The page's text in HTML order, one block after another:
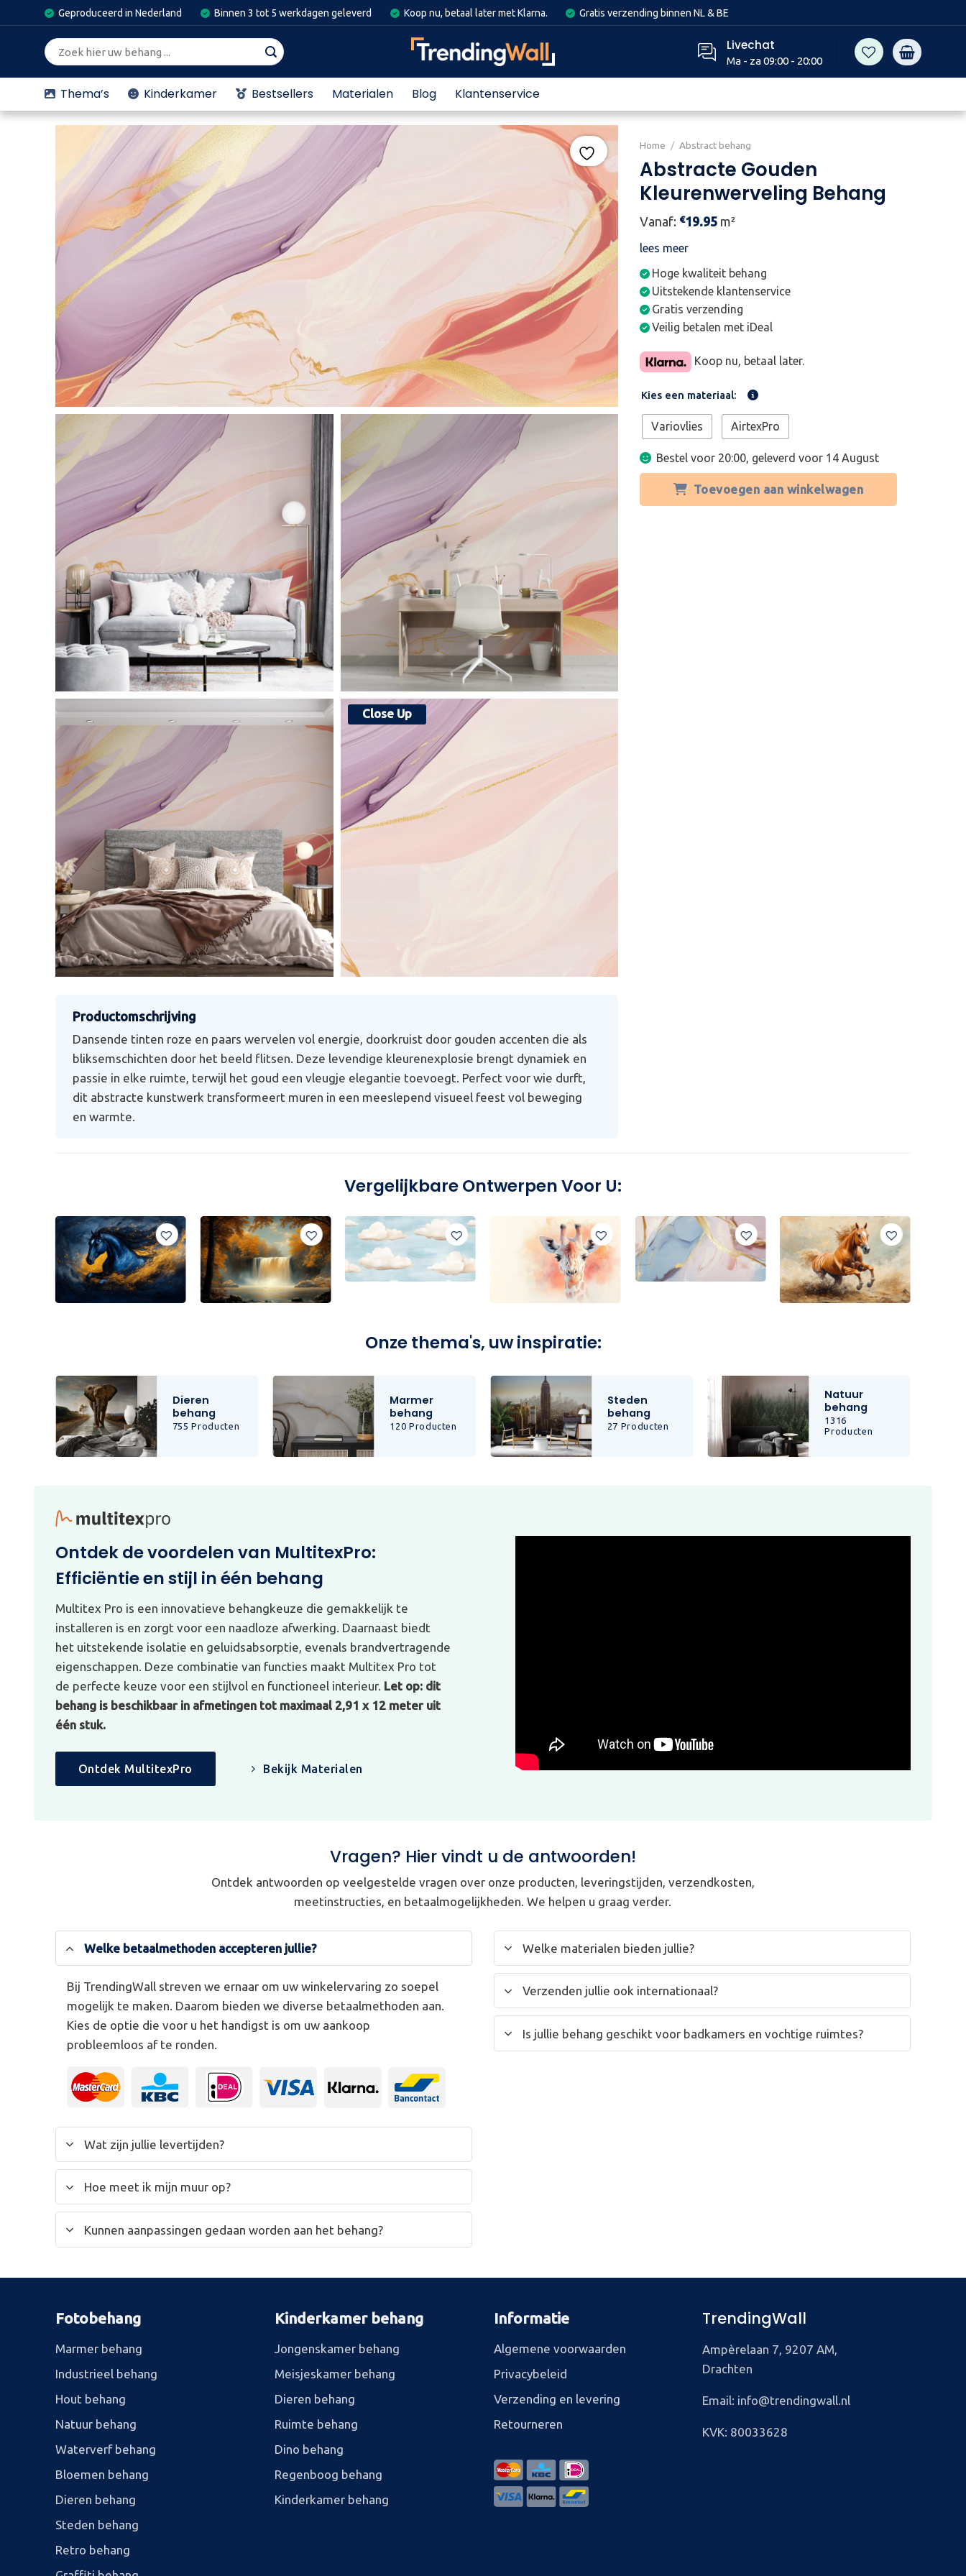
to
Geproduceerd in Nederland Binnen 3 tot 5 werkdagen geleverd Koop nu, betaal later met Klarna. Gratis verzending binnen NL & BE
Zoeken
naar:
Livechat
Ma - za 09:00 - 20:00
Thema’s Kinderkamer Bestsellers Materialen Blog Klantenservice
Home / Abstract behang
Abstracte Gouden
Kleurenwerveling Behang
Vanaf: €19.95 m²
lees meer
Hoge kwaliteit behang
Uitstekende klantenservice
Gratis verzending
Veilig betalen met iDeal
Koop nu, betaal later.
Kies een materiaal:
Variovlies AirtexPro
Bestel voor 20:00, geleverd voor 14 August
Toevoegen aan winkelwagen
Dansende tinten roze en paars wervelen vol energie, doorkruist door gouden accenten die als
bliksemschichten door het beeld flitsen. Deze levendige kleurenexplosie brengt dynamiek en
passie in elke ruimte, terwijl het goud een vleugje elegantie toevoegt. Perfect voor wie durft,
dit abstracte kunstwerk transformeert muren in een meeslepend visueel feest vol beweging
en warmte.
Vergelijkbare Ontwerpen Voor U:
Onze thema's, uw inspiratie:
Dieren
behang
755 Producten
Marmer
behang
120 Producten
Steden
behang
27 Producten
Natuur
behang
1316
Producten
Ontdek de voordelen van MultitexPro:
Efficiëntie en stijl in één behang
Multitex Pro is een innovatieve behangkeuze die gemakkelijk te
installeren is en zorgt voor een naadloze afwerking. Daarnaast biedt
het uitstekende isolatie en geluidsabsorptie, evenals brandvertragende
eigenschappen. Deze combinatie van functies maakt Multitex Pro tot
de perfecte keuze voor een stijlvol en functioneel interieur. Let op: dit
behang is beschikbaar in afmetingen tot maximaal 2,91 x 12 meter uit
één stuk.
Ontdek MultitexPro Bekijk Materialen
Vragen? Hier vindt u de antwoorden!
Ontdek antwoorden op veelgestelde vragen over onze producten, leveringstijden, verzendkosten,
meetinstructies, en betaalmogelijkheden. We helpen u graag verder.
Welke betaalmethoden accepteren jullie?
Bij TrendingWall streven we ernaar om uw winkelervaring zo soepel
mogelijk te maken. Daarom bieden we diverse betaalmethoden aan.
Kies de optie die voor u het handigst is om uw aankoop
probleemloos af te ronden.
Wat zijn jullie levertijden?
Hoe meet ik mijn muur op?
Kunnen aanpassingen gedaan worden aan het behang?
Welke materialen bieden jullie?
Verzenden jullie ook internationaal?
Is jullie behang geschikt voor badkamers en vochtige ruimtes?
Fotobehang
Marmer behang
Industrieel behang
Hout behang
Natuur behang
Waterverf behang
Bloemen behang
Dieren behang
Steden behang
Retro behang
Kinderkamer behang
Jongenskamer behang
Meisjeskamer behang
Dieren behang
Ruimte behang
Dino behang
Regenboog behang
Kinderkamer behang
Informatie
Algemene voorwaarden
Privacybeleid
Verzending en levering
Retourneren
TrendingWall
Ampèrelaan 7, 9207 AM,
Drachten
Email: info@trendingwall.nl
KVK: 80033628